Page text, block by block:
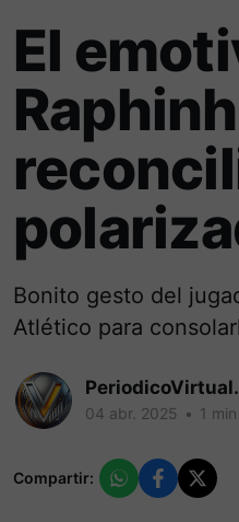
El
Bonito gesto del
Atlético para
04 abr. 2025 • 1
Compartir: